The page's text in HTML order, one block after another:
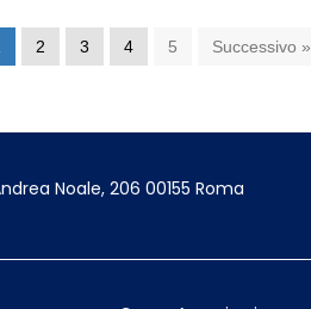
2 3 4 5 Successivo »
Noale, 206 00155 Roma